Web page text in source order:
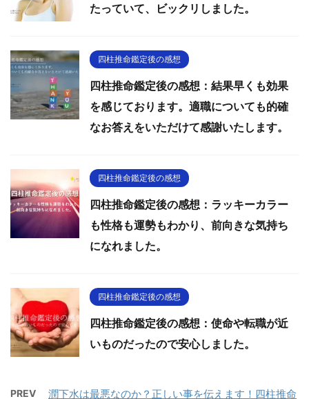
たっていて、ビックリしました。
四柱推命鑑定後の感想
四柱推命鑑定後の感想：結果早くも効果
を感じております。適職についても的確
なお答えをいただけて感謝いたします。
四柱推命鑑定後の感想
四柱推命鑑定後の感想：ラッキーカラー
も性格も運勢もわかり、前向きな気持ち
になれました。
四柱推命鑑定後の感想
四柱推命鑑定後の感想：使命や転職が近
いものだったので安心しました。
PREV
潤下水は最悪なのか？正しい事を伝えます！四柱推命